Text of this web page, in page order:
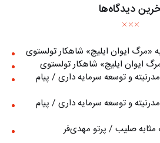
دیدگاه‌ها
«مرگ ايوان ايليچ» شاهکار تولستوی
ايوان ايليچ» شاهکار تولستوی
و توسعه سرمایه داری / پیام
و توسعه سرمایه داری / پیام
صلیب / پرتو مهدی‌فر